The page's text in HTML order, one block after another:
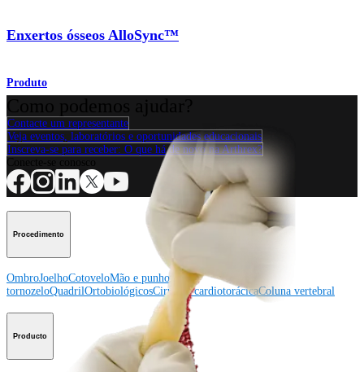
Enxertos ósseos AlloSync™
Produto
Contacte um representante
Veja eventos, laboratórios e oportunidades educacionais
Inscreva-se para receber: O que há de novo na Arthrex?
Procedimento
OmbroJoelhoCotoveloMão e punho Pé e
tornozeloQuadrilOrtobiológicosCirurgia cardiotorácicaColuna vertebral
Producto